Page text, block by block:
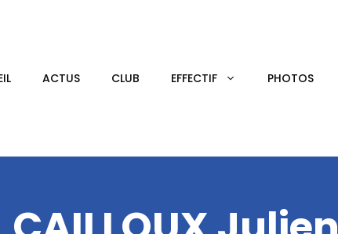
ACTUS CLUB EFFECTIF PHOTOS